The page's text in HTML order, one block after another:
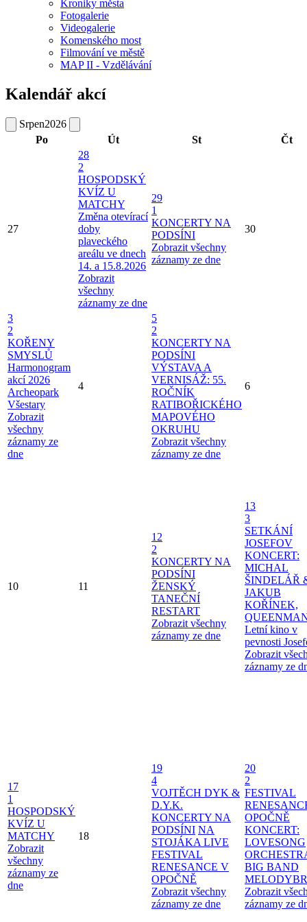
Kroniky města
Fotogalerie
Videogalerie
Komenského most
Filmování ve městě
MAP II - Vzdělávání
Kalendář akcí
Srpen2026
Po
Út St Čt
27
28
2
HOSPODSKÝ
KVÍZ U
MATCHY
Změna otevírací
doby
plaveckého
areálu ve dnech
14. a 15.8.2026
Zobrazit
všechny
záznamy ze dne
29
1
KONCERTY NA
PODSÍNI
Zobrazit všechny
záznamy ze dne
30
3
2
KOŘENY
SMYSLŮ
Harmonogram
akcí 2026
Archeopark
Všestary
Zobrazit
všechny
záznamy ze
dne
4
5
2
KONCERTY NA
PODSÍNI
VÝSTAVA A
VERNISÁŽ: 55.
ROČNÍK
RATIBOŘICKÉHO
MAPOVÉHO
OKRUHU
Zobrazit všechny
záznamy ze dne
6
10 11
12
2
KONCERTY NA
PODSÍNI
ŽENSKÝ
TANEČNÍ
RESTART
Zobrazit všechny
záznamy ze dne
13
3
SETKÁNÍ
JOSEFOV
KONCERT:
MICHAL
ŠINDELÁŘ
JAKUB
KOŘÍNEK,
Letní kino v
pevnosti
Zobrazit
záznamy ze
17
1
HOSPODSKÝ
KVÍZ U
MATCHY
Zobrazit
všechny
záznamy ze
dne
18
19
4
VOJTĚCH DYK &
D.Y.K.
KONCERTY NA
PODSÍNI NA
STOJÁKA LIVE
FESTIVAL
RENESANCE V
OPOČNĚ
Zobrazit všechny
záznamy ze dne
20
2
FESTIVAL
OPOČNĚ
KONCERT:
LOVESONG
BIG BAND
Zobrazit
záznamy ze